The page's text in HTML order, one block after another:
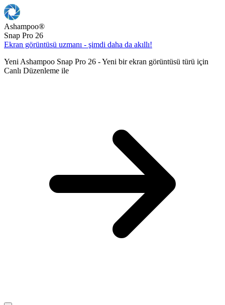
Ashampoo®
Snap Pro 26
Ekran görüntüsü uzmanı - şimdi daha da akıllı!
Yeni Ashampoo Snap Pro 26 - Yeni bir ekran görüntüsü türü için
Canlı Düzenleme ile